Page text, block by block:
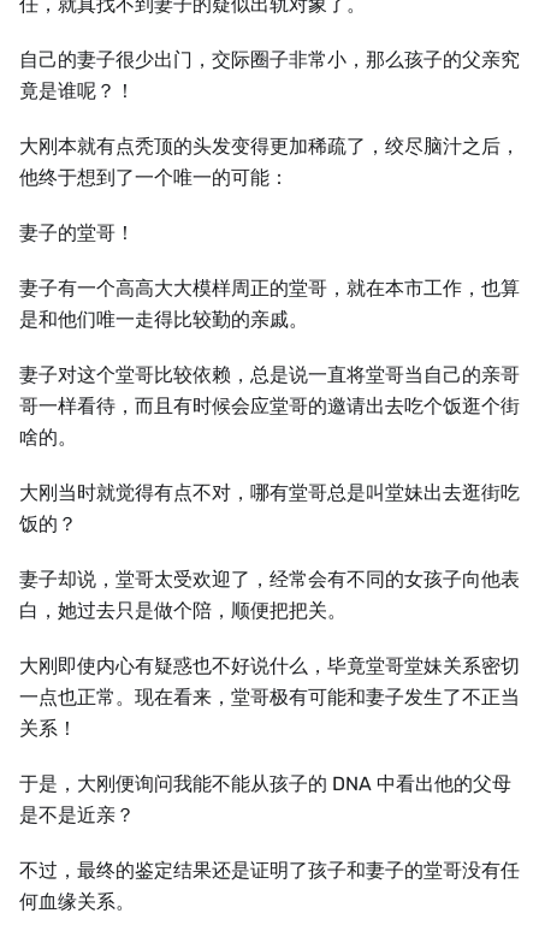
自己的妻子很少出门，交际圈子非常小，那么孩子的父亲究
竟是谁呢？！
⼤刚本就有点秃顶的头发变得更加稀疏了，绞尽脑汁之后，
他终于想到了⼀个唯⼀的可能：
妻子的堂哥！
妻子有⼀个高高⼤⼤模样周正的堂哥，就在本市工作，也算
是和他们唯⼀走得比较勤的亲戚。
妻子对这个堂哥比较依赖，总是说⼀直将堂哥当自己的亲哥
哥⼀样看待，而且有时候会应堂哥的邀请出去吃个饭逛个街
啥的。
⼤刚当时就觉得有点不对，哪有堂哥总是叫堂妹出去逛街吃
饭的？
妻子却说，堂哥太受欢迎了，经常会有不同的女孩子向他表
白，她过去只是做个陪，顺便把把关。
⼤刚即使内心有疑惑也不好说什么，毕竟堂哥堂妹关系密切
⼀点也正常。现在看来，堂哥极有可能和妻子发⽣了不正当
关系！
于是，⼤刚便询问我能不能从孩子的 DNA 中看出他的父母
是不是近亲？
不过，最终的鉴定结果还是证明了孩子和妻子的堂哥没有任
何血缘关系。